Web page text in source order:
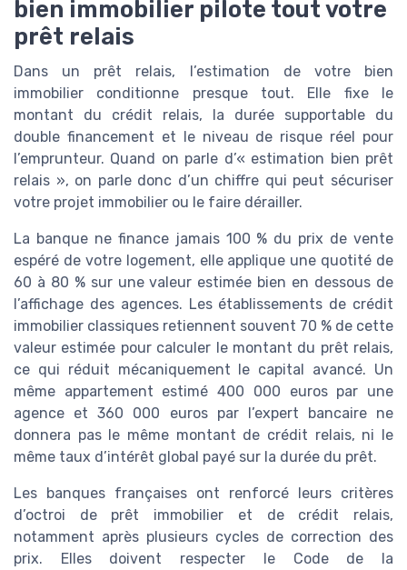
bien immobilier pilote tout votre
prêt relais
Dans un prêt relais, l’estimation de votre bien
immobilier conditionne presque tout. Elle fixe le
montant du crédit relais, la durée supportable du
double financement et le niveau de risque réel pour
l’emprunteur. Quand on parle d’« estimation bien prêt
relais », on parle donc d’un chiffre qui peut sécuriser
votre projet immobilier ou le faire dérailler.
La banque ne finance jamais 100 % du prix de vente
espéré de votre logement, elle applique une quotité de
60 à 80 % sur une valeur estimée bien en dessous de
l’affichage des agences. Les établissements de crédit
immobilier classiques retiennent souvent 70 % de cette
valeur estimée pour calculer le montant du prêt relais,
ce qui réduit mécaniquement le capital avancé. Un
même appartement estimé 400 000 euros par une
agence et 360 000 euros par l’expert bancaire ne
donnera pas le même montant de crédit relais, ni le
même taux d’intérêt global payé sur la durée du prêt.
Les banques françaises ont renforcé leurs critères
d’octroi de prêt immobilier et de crédit relais,
notamment après plusieurs cycles de correction des
prix. Elles doivent respecter le Code de la